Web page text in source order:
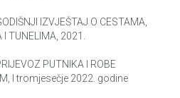
IZVJEŠTAJ O CESTAMA,
TUNELIMA, 2021.
PUTNIKA I ROBE
I tromjesečje 2022. godine